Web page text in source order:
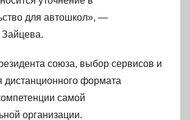
для автошкол», —
Зайцева.
союза, выбор сервисов и
дистанционного формата
самой
организации.